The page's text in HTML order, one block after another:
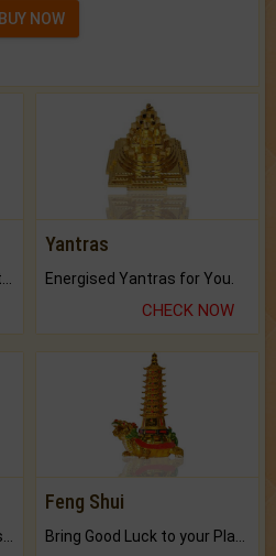
BUY NOW
Yantras
Energised Yantras for You.
CHECK NOW
Feng Shui